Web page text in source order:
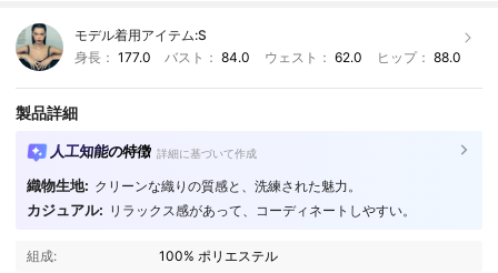
モデル着用アイテム:S
身長： 177.0 バスト：84.0 ウェスト： 62.0 ヒップ： 88.0
製品詳細
人工知能の特徴 詳細に基づいて作成
織物生地: クリーンな織りの質感と、洗練された魅力。
カジュアル: リラックス感があって、コーディネートしやすい。
組成: 100% ポリエステル
4.81 803K フォロワー